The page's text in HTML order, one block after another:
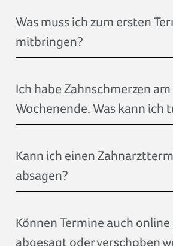
mitbringen?
Wochenende. Was kann ich
absagen?
abgesagt oder verschoben